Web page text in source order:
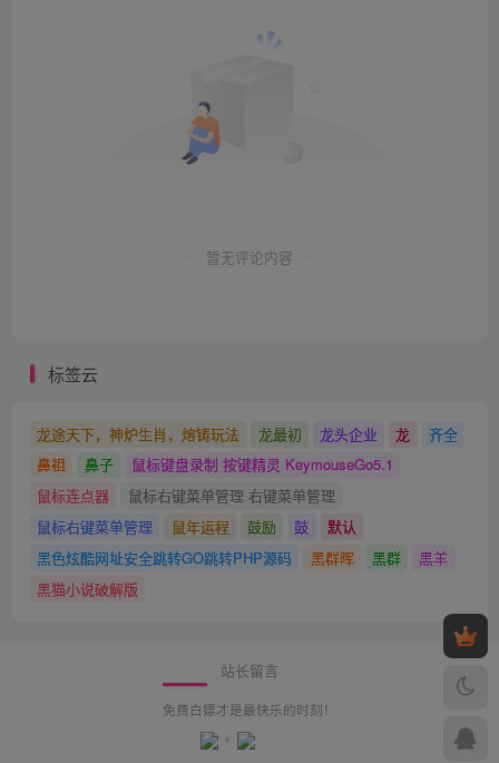
暂无评论内容
标签云
龙途天下，神炉生肖，熔铸玩法 龙最初 龙头企业 龙
齐全
鼻祖
鼻子
鼠标键盘录制 按键精灵 KeymouseGo5.1
鼠标连点器
鼠标右键菜单管理 右键菜单管理
鼠标右键菜单管理
鼠年运程 鼓励 鼓
默认
黑色炫酷网址安全跳转GO跳转PHP源码
黑群晖 黑群
黑羊
黑猫小说破解版
站长留言
免费白嫖才是最快乐的时刻！